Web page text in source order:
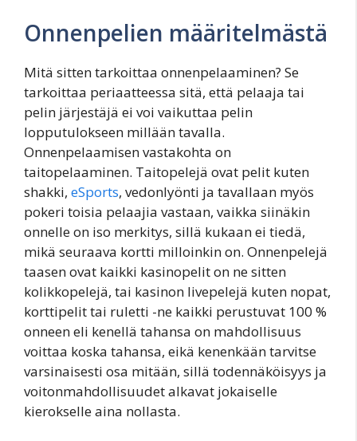
Onnenpelien määritelmästä
Mitä sitten tarkoittaa onnenpelaaminen? Se
tarkoittaa periaatteessa sitä, että pelaaja tai
pelin järjestäjä ei voi vaikuttaa pelin
lopputulokseen millään tavalla.
Onnenpelaamisen vastakohta on
taitopelaaminen. Taitopelejä ovat pelit kuten
shakki, eSports, vedonlyönti ja tavallaan myös
pokeri toisia pelaajia vastaan, vaikka siinäkin
onnelle on iso merkitys, sillä kukaan ei tiedä,
mikä seuraava kortti milloinkin on. Onnenpelejä
taasen ovat kaikki kasinopelit on ne sitten
kolikkopelejä, tai kasinon livepelejä kuten nopat,
korttipelit tai ruletti -ne kaikki perustuvat 100 %
onneen eli kenellä tahansa on mahdollisuus
voittaa koska tahansa, eikä kenenkään tarvitse
varsinaisesti osa mitään, sillä todennäköisyys ja
voitonmahdollisuudet alkavat jokaiselle
kierokselle aina nollasta.